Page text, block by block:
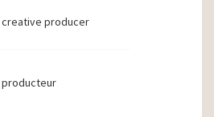
creative producer
producteur